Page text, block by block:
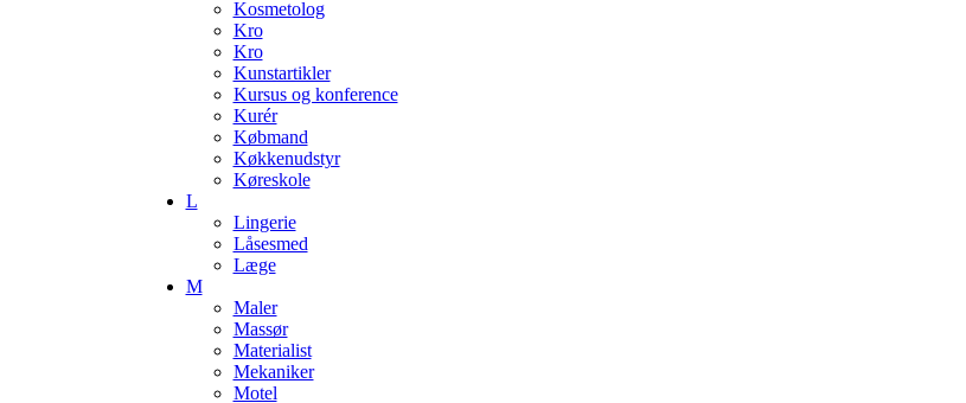
Kosmetolog
Kro
Kro
Kunstartikler
Kursus og konference
Kurér
Købmand
Køkkenudstyr
Køreskole
L
Lingerie
Låsesmed
Læge
M
Maler
Massør
Materialist
Mekaniker
Motel